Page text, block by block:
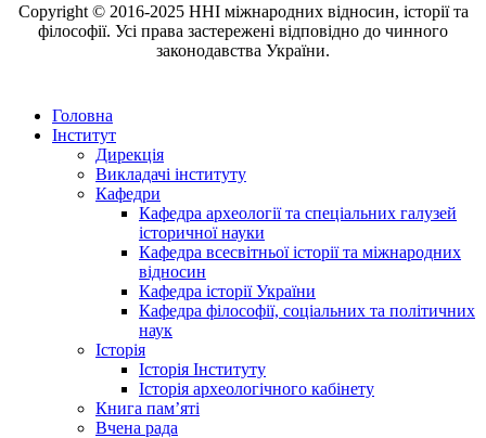
Copyright © 2016-2025 ННІ міжнародних відносин, історії та
філософії. Усі права застережені відповідно до чинного
законодавства України.
Головна
Інститут
Дирекція
Викладачі інституту
Кафедри
Кафедра археології та спеціальних галузей
історичної науки
Кафедра всесвітньої історії та міжнародних
відносин
Кафедра історії України
Кафедра філософії, соціальних та політичних
наук
Історія
Історія Інституту
Історія археологічного кабінету
Книга памʼяті
Вчена рада